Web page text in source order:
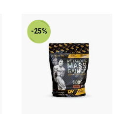
-25%